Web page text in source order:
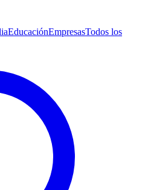
EducaciónEmpresasTodos los